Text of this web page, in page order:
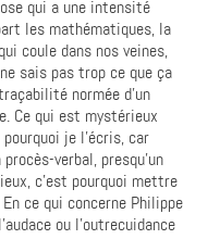
qui a une intensité
les mathématiques, la
coule dans nos veines,
sais pas trop ce que ça
normée d’un
Ce qui est mystérieux
je l’écris, car
verbal, presqu’un
c’est pourquoi mettre
ce qui concerne Philippe
ou l’outrecuidance